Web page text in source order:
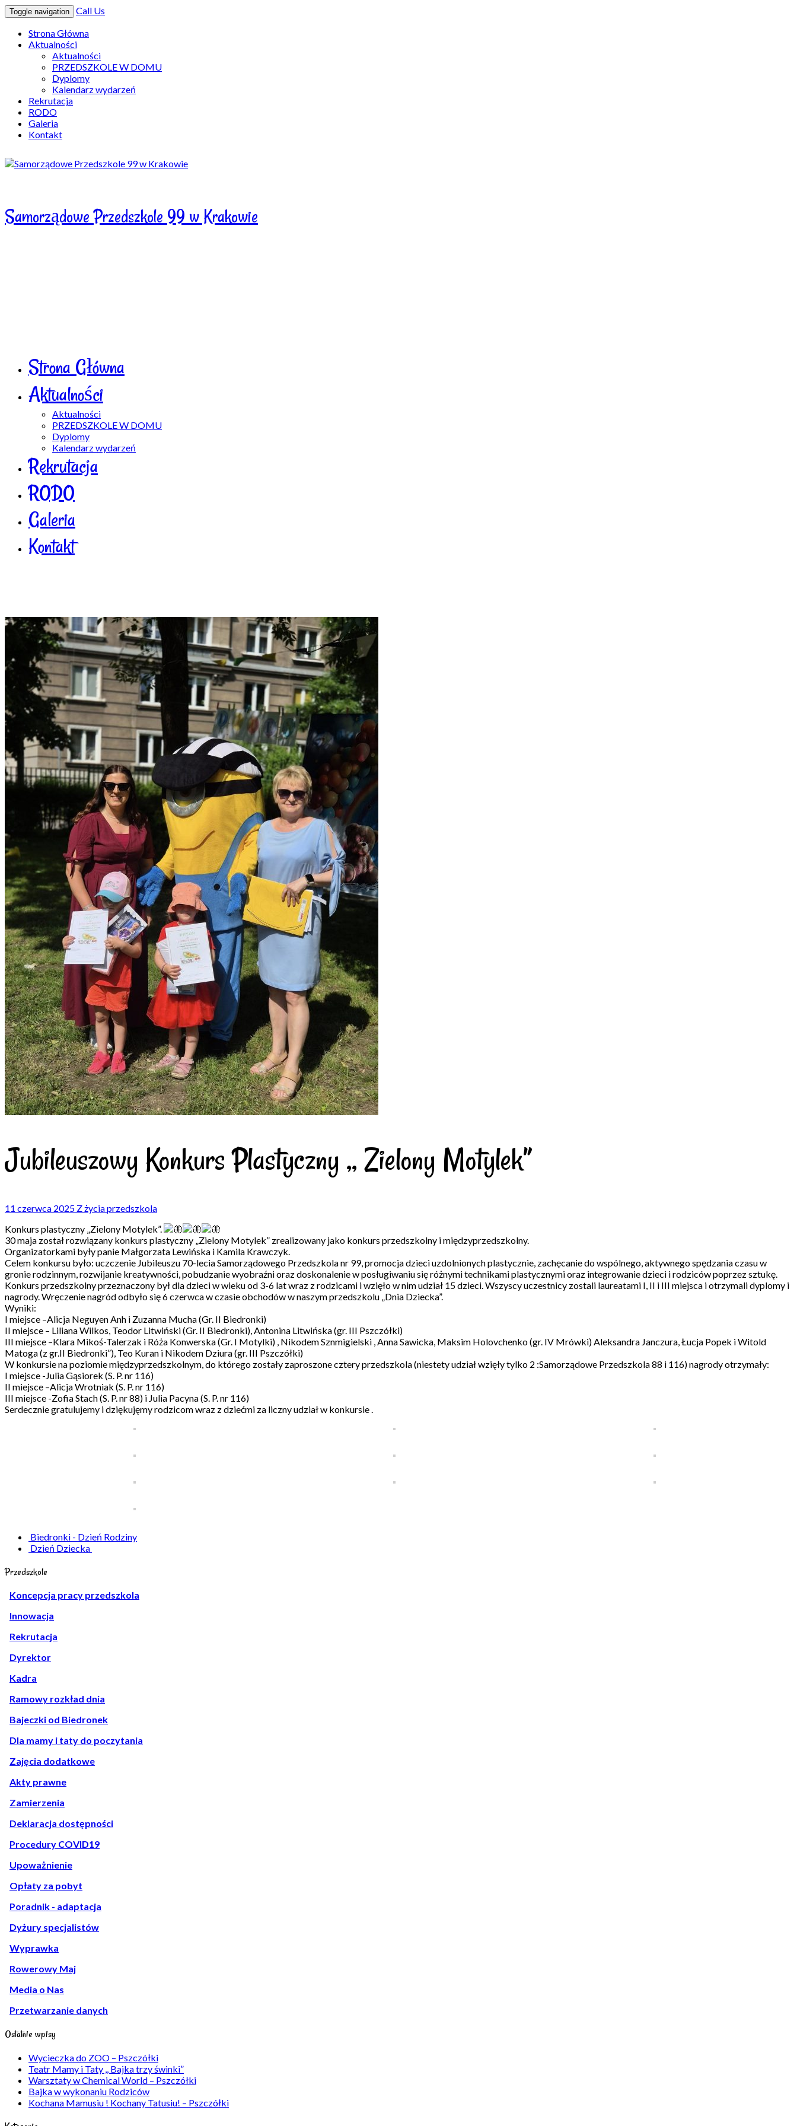
Toggle navigation
Call Us
Strona Główna
Aktualności
Aktualności
PRZEDSZKOLE W DOMU
Dyplomy
Kalendarz wydarzeń
Rekrutacja
RODO
Galeria
Kontakt
Samorządowe Przedszkole 99 w Krakowie
Strona Główna
Aktualności
Aktualności
PRZEDSZKOLE W DOMU
Dyplomy
Kalendarz wydarzeń
Rekrutacja
RODO
Galeria
Kontakt
Jubileuszowy Konkurs Plastyczny ,, Zielony Motylek”
11 czerwca 2025 Z życia przedszkola
Konkurs plastyczny „Zielony Motylek”.
30 maja został rozwiązany konkurs plastyczny „Zielony Motylek” zrealizowany jako konkurs przedszkolny i międzyprzedszkolny.
Organizatorkami były panie Małgorzata Lewińska i Kamila Krawczyk.
Celem konkursu było: uczczenie Jubileuszu 70-lecia Samorządowego Przedszkola nr 99, promocja dzieci uzdolnionych plastycznie, zachęcanie do wspólnego, aktywnego spędzania czasu w
gronie rodzinnym, rozwijanie kreatywności, pobudzanie wyobraźni oraz doskonalenie w posługiwaniu się różnymi technikami plastycznymi oraz integrowanie dzieci i rodziców poprzez sztukę.
Konkurs przedszkolny przeznaczony był dla dzieci w wieku od 3-6 lat wraz z rodzicami i wzięło w nim udział 15 dzieci. Wszyscy uczestnicy zostali laureatami I, II i III miejsca i otrzymali dyplomy i
nagrody. Wręczenie nagród odbyło się 6 czerwca w czasie obchodów w naszym przedszkolu „Dnia Dziecka”.
Wyniki:
I miejsce –Alicja Neguyen Anh i Zuzanna Mucha (Gr. II Biedronki)
II miejsce – Liliana Wilkos, Teodor Litwiński (Gr. II Biedronki), Antonina Litwińska (gr. III Pszczółki)
III miejsce –Klara Mikoś-Talerzak i Róża Konwerska (Gr. I Motylki) , Nikodem Sznmigielski , Anna Sawicka, Maksim Holovchenko (gr. IV Mrówki) Aleksandra Janczura, Łucja Popek i Witold
Matoga (z gr.II Biedronki”), Teo Kuran i Nikodem Dziura (gr. III Pszczółki)
W konkursie na poziomie międzyprzedszkolnym, do którego zostały zaproszone cztery przedszkola (niestety udział wzięły tylko 2 :Samorządowe Przedszkola 88 i 116) nagrody otrzymały:
I miejsce -Julia Gąsiorek (S. P. nr 116)
II miejsce –Alicja Wrotniak (S. P. nr 116)
III miejsce -Zofia Stach (S. P. nr 88) i Julia Pacyna (S. P. nr 116)
Serdecznie gratulujemy i dziękujęmy rodzicom wraz z dziećmi za liczny udział w konkursie .
Biedronki - Dzień Rodziny
Dzień Dziecka
Przedszkole
Koncepcja pracy przedszkola
Innowacja
Rekrutacja
Dyrektor
Kadra
Ramowy rozkład dnia
Bajeczki od Biedronek
Dla mamy i taty do poczytania
Zajęcia dodatkowe
Akty prawne
Zamierzenia
Deklaracja dostępności
Procedury COVID19
Upoważnienie
Opłaty za pobyt
Poradnik - adaptacja
Dyżury specjalistów
Wyprawka
Rowerowy Maj
Media o Nas
Przetwarzanie danych
Ostatnie wpisy
Wycieczka do ZOO – Pszczółki
Teatr Mamy i Taty ,, Bajka trzy świnki”
Warsztaty w Chemical World – Pszczółki
Bajka w wykonaniu Rodziców
Kochana Mamusiu ! Kochany Tatusiu! – Pszczółki